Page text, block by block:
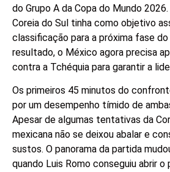
do Grupo A da Copa do Mundo
Coreia do Sul tinha como objetivo
classificação para a próxima fase
resultado, o México agora precisa
contra a Tchéquia para garantir a
Os primeiros 45 minutos do
por um desempenho tímido de
Apesar de algumas tentativas da
mexicana não se deixou abalar e
sustos. O panorama da partida
quando Luis Romo conseguiu abrir o